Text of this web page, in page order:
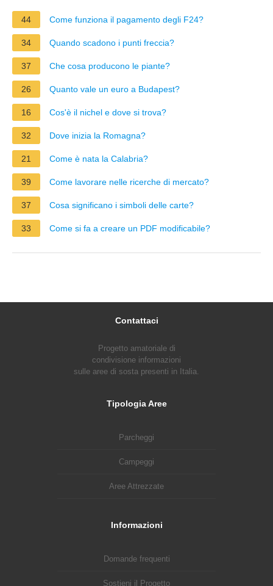
44 Come funziona il pagamento degli F24?
34 Quando scadono i punti freccia?
37 Che cosa producono le piante?
26 Quanto vale un euro a Budapest?
16 Cos'è il nichel e dove si trova?
32 Dove inizia la Romagna?
21 Come è nata la Calabria?
39 Come lavorare nelle ricerche di mercato?
37 Cosa significano i simboli delle carte?
33 Come si fa a creare un PDF modificabile?
Contattaci
Progetto amatoriale di
condivisione informazioni
sulle aree di sosta presenti in Italia.
Tipologia Aree
Parcheggi
Campeggi
Aree Attrezzate
Informazioni
Domande frequenti
Sostieni il Progetto